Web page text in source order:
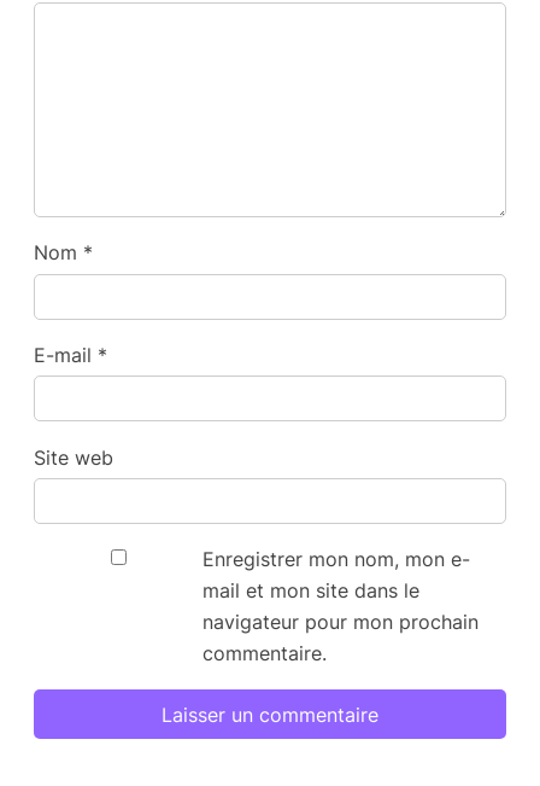
Nom *
E-mail *
Site web
Enregistrer mon nom, mon e-
mail et mon site dans le
navigateur pour mon prochain
commentaire.